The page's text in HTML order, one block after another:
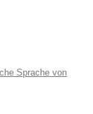
Sprache von